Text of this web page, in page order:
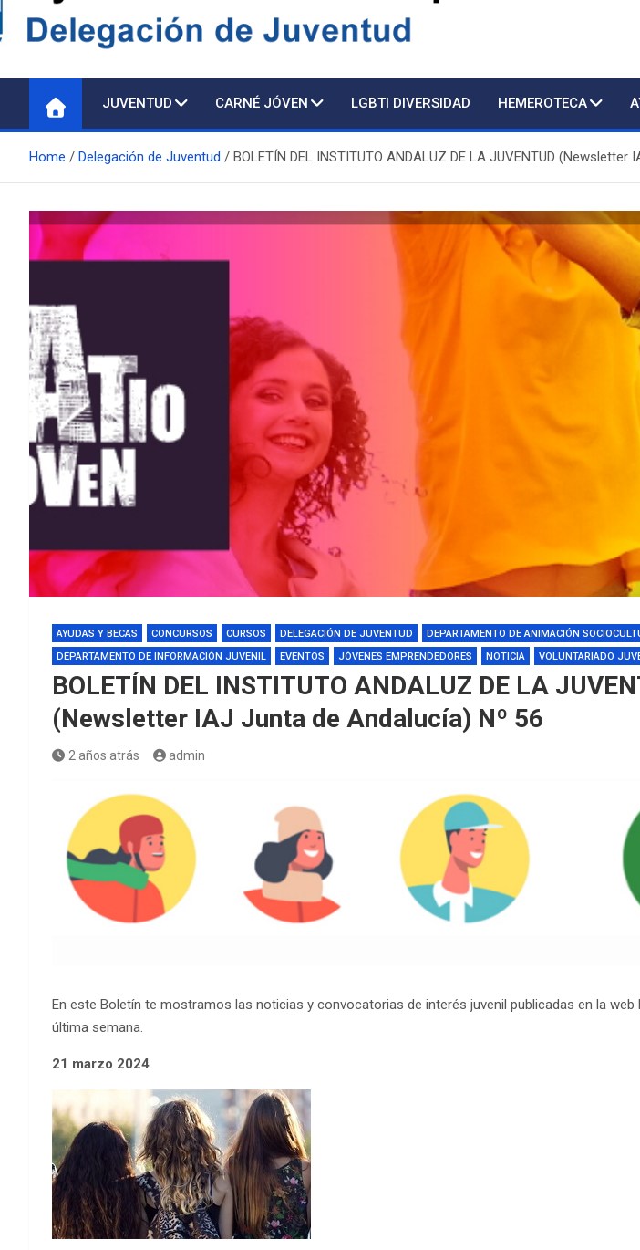
Delegación de Juventud
JUVENTUD CARNÉ JÓVEN LGBTI DIVERSIDAD HEMEROTECA
Home Delegación de Juventud BOLETÍN DEL INSTITUTO ANDALUZ DE LA JUVENTUD
AYUDAS Y BECAS CONCURSOS CURSOS DELEGACIÓN DE JUVENTUD
DEPARTAMENTO DE ANIMACIÓN
DEPARTAMENTO DE INFORMACIÓN JUVENIL
EVENTOS JÓVENES EMPRENDEDORES NOTICIA VOLUNTARIADO
BOLETÍN DEL INSTITUTO ANDALUZ DE LA
(Newsletter IAJ Junta de Andalucía) Nº 56
2 años atrás admin
En este Boletín te mostramos las noticias y convocatorias de interés juvenil publicadas en la web
última semana.
21 marzo 2024